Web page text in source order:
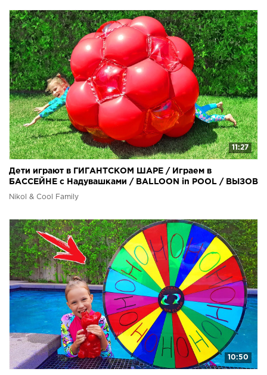
11:27
Дети играют в ГИГАНТСКОМ ШАРЕ / Играем в
БАССЕЙНЕ с Надувашками / BALLOON in POOL / ВЫЗОВ
Николь
Nikol & Cool Family
10:50